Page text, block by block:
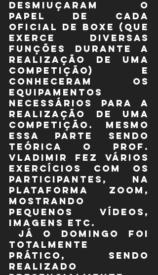
desmiuçaram o
papel de cada
oficial de boxe (que
exerce diversas
funções durante a
realização de uma
competição) e
conheceram os
equipamentos
necessários para a
realização de uma
competição. Mesmo
essa parte sendo
teórica o Prof.
Vladimir fez vários
exercícios com os
participantes, na
plataforma zoom,
mostrando
pequenos vídeos,
imagens etc.
Já o domingo foi
totalmente
prático, sendo
realizado